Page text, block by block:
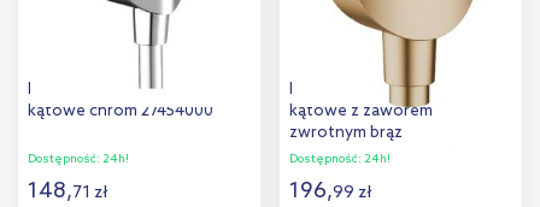
Hansgrohe Fixfit E przyłącze
kątowe chrom 27454000
Dostępność: 24h!
148,71 zł
Hansgrohe FixFit przyłącze
kątowe z zaworem
zwrotnym brąz
szczotkowany 26453140
Dostępność: 24h!
196,99 zł